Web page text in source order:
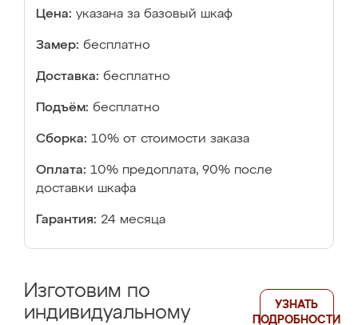
Цена: указана за базовый шкаф
Замер: бесплатно
Доставка: бесплатно
Подъём: бесплатно
Сборка: 10% от стоимости заказа
Оплата: 10% предоплата, 90% после
доставки шкафа
Гарантия: 24 месяца
Изготовим по
индивидуальному
УЗНАТЬ
ПОДРОБНОСТИ